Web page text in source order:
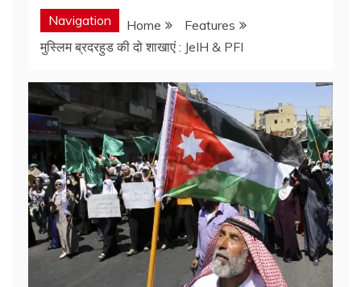
Navigation Home
Features
मुस्लिम ब्रदरहुड की दो शाखाएं : JeIH & PFI